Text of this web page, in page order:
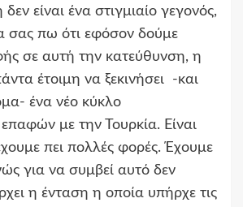
είναι ένα στιγμιαίο γεγονός,
σας πω ότι εφόσον δούμε
σε αυτή την κατεύθυνση, η
έτοιμη να ξεκινήσει -και
ένα νέο κύκλο
επαφών με την Τουρκία. Είναι
πει πολλές φορές. Έχουμε
για να συμβεί αυτό δεν
η ένταση η οποία υπήρχε τις